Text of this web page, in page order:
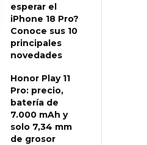
esperar el
iPhone 18 Pro?
Conoce sus 10
principales
novedades
Honor Play 11
Pro: precio,
batería de
7.000 mAh y
solo 7,34 mm
de grosor